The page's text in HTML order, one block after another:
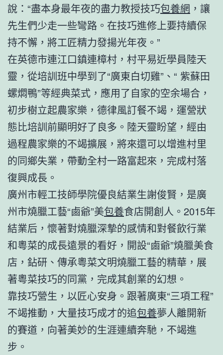
說：“盡本身最年夜的盡力教授技巧包養網 ，讓
先生們少走一些彎路。在技巧進修上要持續保
持不懈，將工匠精力發揚光年夜。”
在英德市連江口鎮連樟村，村平易近學員陸天
靈，從培訓班中學到了“廣東白切雞”、“ 紫蘇田
螺燜鴨”等經典菜式，應用了自家的空余場合，
初步樹立起農家樂，德律風訂餐不竭，運營狀
態比培訓前顯明好了良多。陸天靈盼望，經由
過程農家樂的不竭擴展，將來還可以增進村里
的同鄉失業，帶動全村一路富起來，完成村落
復興成長。
廣州市輕工技師學院優良結業生謝俊賢，是廣
州市燒臘工藝“鹵爺”美包養食店開創人。2015年
結業后，懷著對燒臘深摯的感情和對餐飲行業
和粵菜的成長遠景的看好，開設“鹵爺”燒臘美食
店，鉆研、傳承粵菜文明燒臘工藝的精華，展
著粵菜技巧的同黨，完成其創業的幻想。
靠技巧營生，以匠心安身。跟著廣東“三項工程”
不竭推動，大量技巧成才的追包養夢人離開新
的賽道，向著美妙的生涯連續奔馳，不竭進
步。